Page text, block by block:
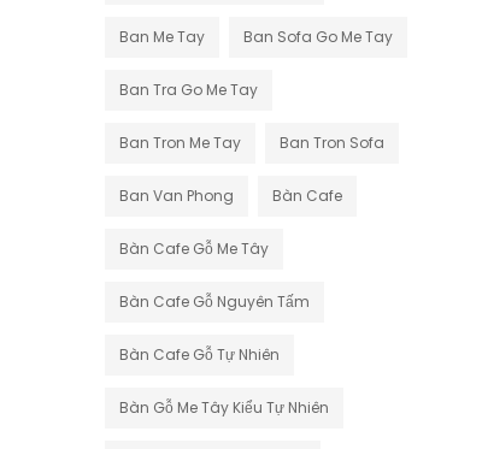
Ban Me Tay Ban Sofa Go Me Tay
Ban Tra Go Me Tay
Ban Tron Me Tay Ban Tron Sofa
Ban Van Phong Bàn Cafe
Bàn Cafe Gỗ Me Tây
Bàn Cafe Gỗ Nguyên Tấm
Bàn Cafe Gỗ Tự Nhiên
Bàn Gỗ Me Tây Kiểu Tự Nhiên